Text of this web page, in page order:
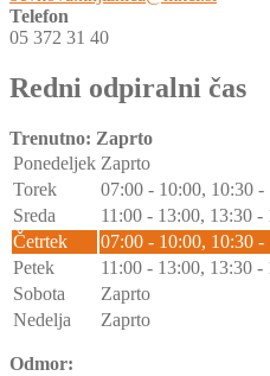
Telefon
05 372 31 40
Redni odpiralni čas
Trenutno: Zaprto
Ponedeljek Zaprto
Torek
07:00 - 10:00, 10:30 -
Sreda
11:00 - 13:00, 13:30 -
Četrtek
07:00 - 10:00, 10:30 -
Petek
11:00 - 13:00, 13:30 -
Sobota
Zaprto
Nedelja
Zaprto
Odmor: